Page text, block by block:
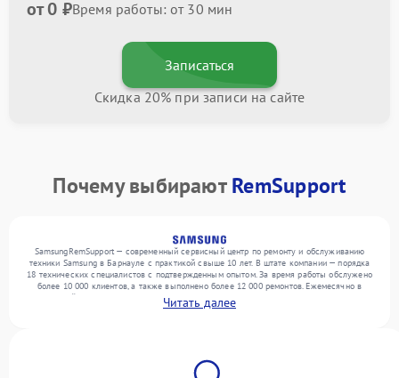
от 0 ₽Время работы: от 30 мин
Записаться
Скидка 20% при записи на сайте
Почему выбираютRemSupport
SamsungRemSupport — современный сервисный центр по ремонту и обслуживанию
техники Samsung в Барнауле с практикой свыше 10 лет. В штате компании — порядка
18 технических специалистов с подтвержденным опытом. За время работы обслужено
более 10 000 клиентов, а также выполнено более 12 000 ремонтов. Ежемесячно в
сервисный центр поступает свыше 300 единиц техники, включая , , . Мы беремся за
задачи любой сложности и поддерживаем высокий стандарт качества благодаря
Читать далее